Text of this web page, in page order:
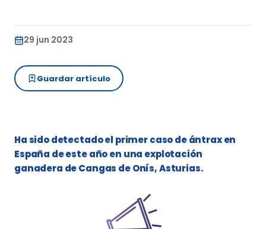
29 jun 2023
Guardar artículo
Ha sido detectado el primer caso de ántrax en
España de este año en una explotación
ganadera de Cangas de Onís, Asturias.